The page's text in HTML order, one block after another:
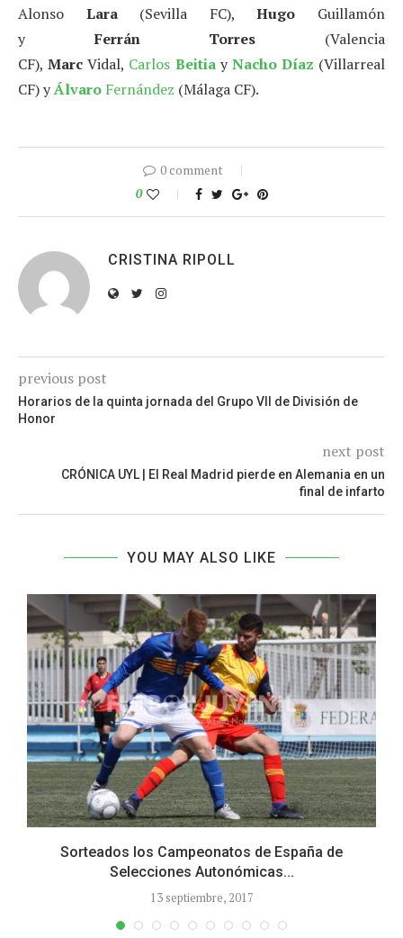
Alonso Lara(Sevilla FC),Hugo Guillamón
y Ferrán Torres (Valencia
CF),Marc Vidal, Carlos BeitiayNacho Díaz (Villarreal
CF) yÁlvaro Fernández (Málaga CF).
0 comment
0
CRISTINA RIPOLL
previous post
Horarios de la quinta jornada del Grupo VII de División de
Honor
next post
CRÓNICA UYL | El Real Madrid pierde en Alemania en un
final de infarto
YOU MAY ALSO LIKE
Sorteados los Campeonatos de España de
Selecciones Autonómicas...
13 septiembre, 2017